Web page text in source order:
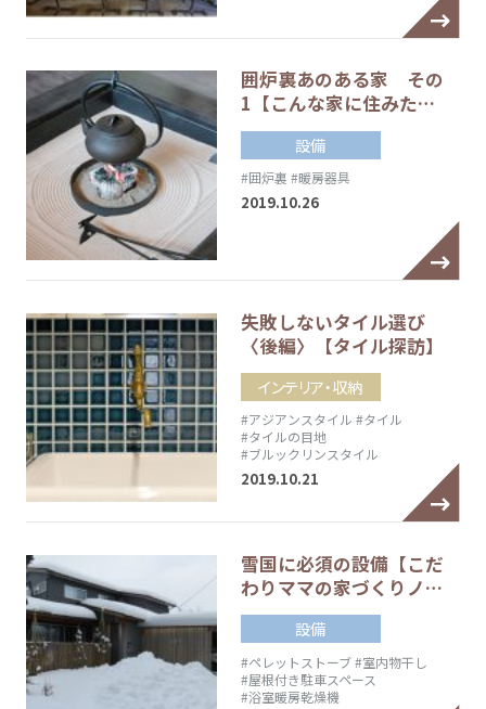
囲炉裏あのある家 その
1【こんな家に住みた…
設備
#囲炉裏 #暖房器具
2019.10.26
失敗しないタイル選び
〈後編〉【タイル探訪】
インテリア・収納
#アジアンスタイル #タイル
#タイルの目地
#ブルックリンスタイル
2019.10.21
雪国に必須の設備【こだ
わりママの家づくりノ…
設備
#ペレットストーブ#室内物干し
#屋根付き駐車スペース
#浴室暖房乾燥機